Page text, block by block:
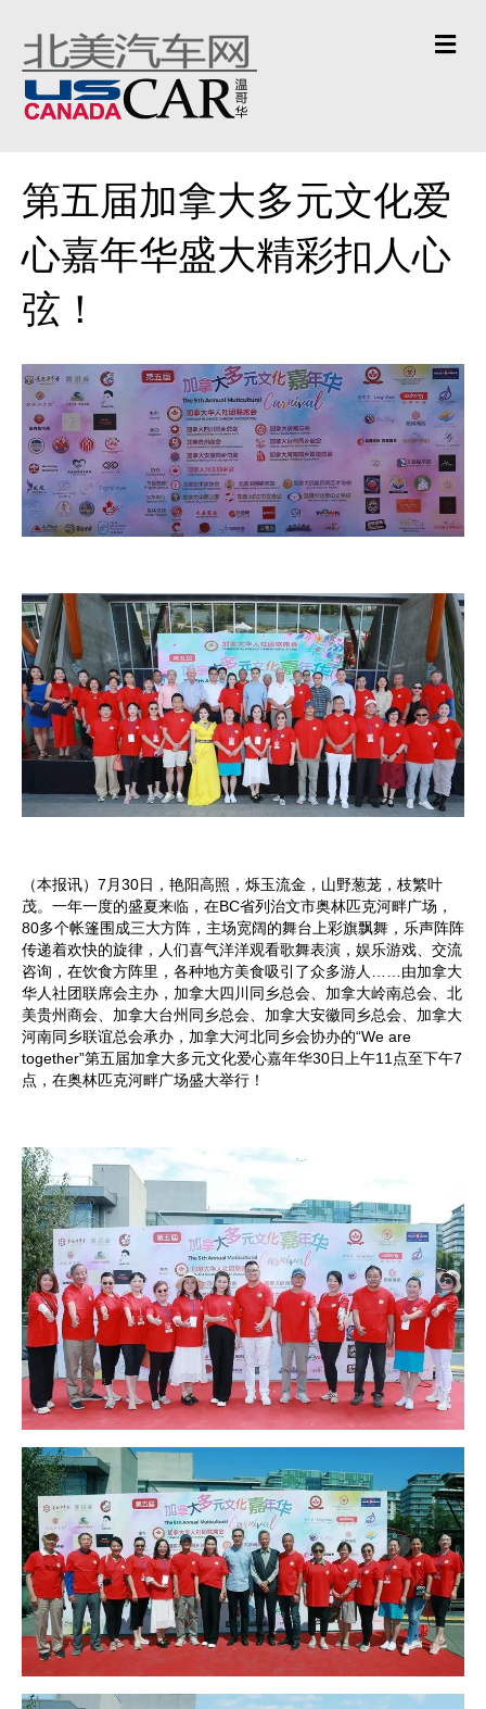
第五届加拿大多元文化爱
心嘉年华盛大精彩扣人心
弦！
（本报讯）7月30日，艳阳高照，烁玉流金，山野葱茏，枝繁叶
茂。一年一度的盛夏来临，在BC省列治文市奥林匹克河畔广场，
80多个帐篷围成三大方阵，主场宽阔的舞台上彩旗飘舞，乐声阵阵
传递着欢快的旋律，人们喜气洋洋观看歌舞表演，娱乐游戏、交流
咨询，在饮食方阵里，各种地方美食吸引了众多游人……由加拿大
华人社团联席会主办，加拿大四川同乡总会、加拿大岭南总会、北
美贵州商会、加拿大台州同乡总会、加拿大安徽同乡总会、加拿大
河南同乡联谊总会承办，加拿大河北同乡会协办的“We are
together”第五届加拿大多元文化爱心嘉年华30日上午11点至下午7
点，在奥林匹克河畔广场盛大举行！